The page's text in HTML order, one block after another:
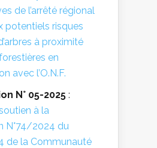
de l’arrêté régional
potentiels risques
à proximité
en
avec l’O.N.F.
N° 05-2025 :
à la
N°74/2024 du
de la Communauté